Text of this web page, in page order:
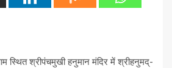
स्थित श्रीपंचमुखी हनुमान मंदिर में श्रीहनुमद्-